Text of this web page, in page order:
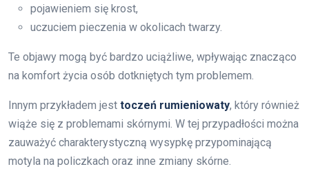
pojawieniem się krost,
uczuciem pieczenia w okolicach twarzy.
Te objawy mogą być bardzo uciążliwe, wpływając znacząco
na komfort życia osób dotkniętych tym problemem.
Innym przykładem jest toczeń rumieniowaty, który również
wiąże się z problemami skórnymi. W tej przypadłości można
zauważyć charakterystyczną wysypkę przypominającą
motyla na policzkach oraz inne zmiany skórne.